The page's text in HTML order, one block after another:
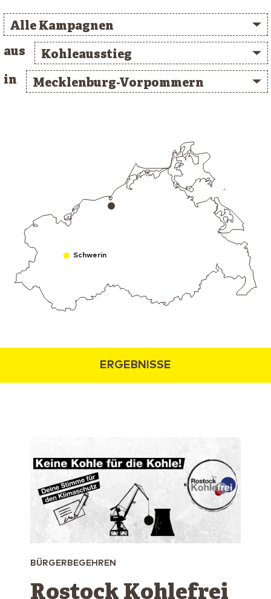
Schwerin
Alle Kampagnen
aus
Kohleausstieg
in
Mecklenburg-Vorpommern
ERGEBNISSE
BÜRGERBEGEHREN
Rostock Kohlefrei